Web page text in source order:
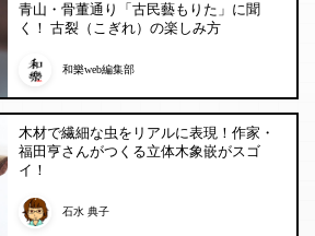
青山・骨董通り「古民藝もりた」に聞
く！ 古裂（こぎれ）の楽しみ方
和樂web編集部
木材で繊細な虫をリアルに表現！作家・
福田亨さんがつくる立体木象嵌がスゴ
イ！
石水 典子